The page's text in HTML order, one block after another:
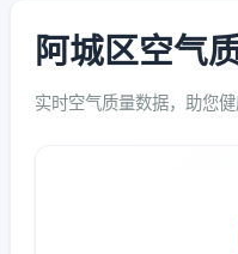
阿城区空气
实时空气质量数据，助您